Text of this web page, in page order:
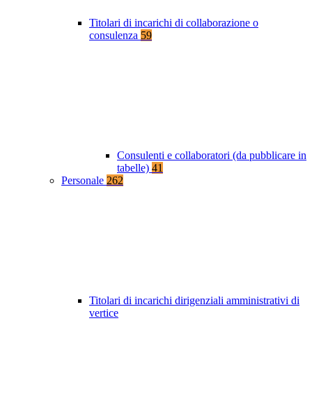
Titolari di incarichi di collaborazione o
consulenza 59
Consulenti e collaboratori (da pubblicare in
tabelle) 41
Personale 262
Titolari di incarichi dirigenziali amministrativi di
vertice